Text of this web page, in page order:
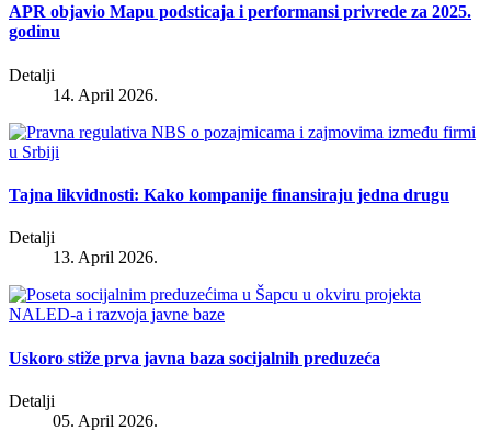
APR objavio Mapu podsticaja i performansi privrede za 2025.
godinu
Detalji
14. April 2026.
Tajna likvidnosti: Kako kompanije finansiraju jedna drugu
Detalji
13. April 2026.
Uskoro stiže prva javna baza socijalnih preduzeća
Detalji
05. April 2026.